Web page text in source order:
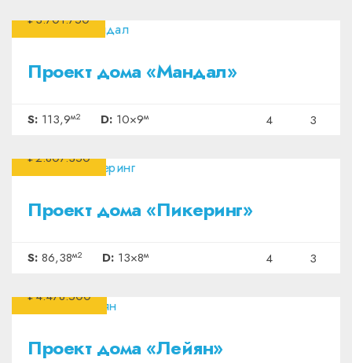
₽3.701.750
Проект дома «Мандал»
S: 113,9м2 D: 10×9м 4 3
₽2.807.350
Проект дома «Пикеринг»
S: 86,38м2 D: 13×8м 4 3
₽4.478.500
Проект дома «Лейян»